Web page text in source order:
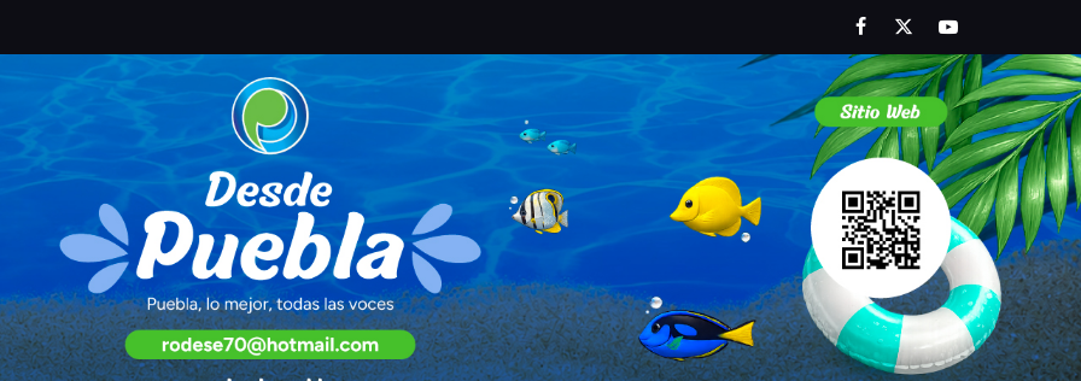
FacebookTwitterYoutube